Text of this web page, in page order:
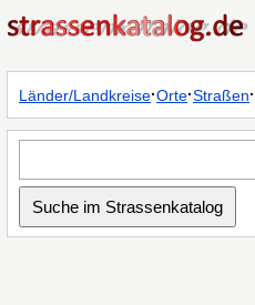
Länder/Landkreise·Orte·Straßen·